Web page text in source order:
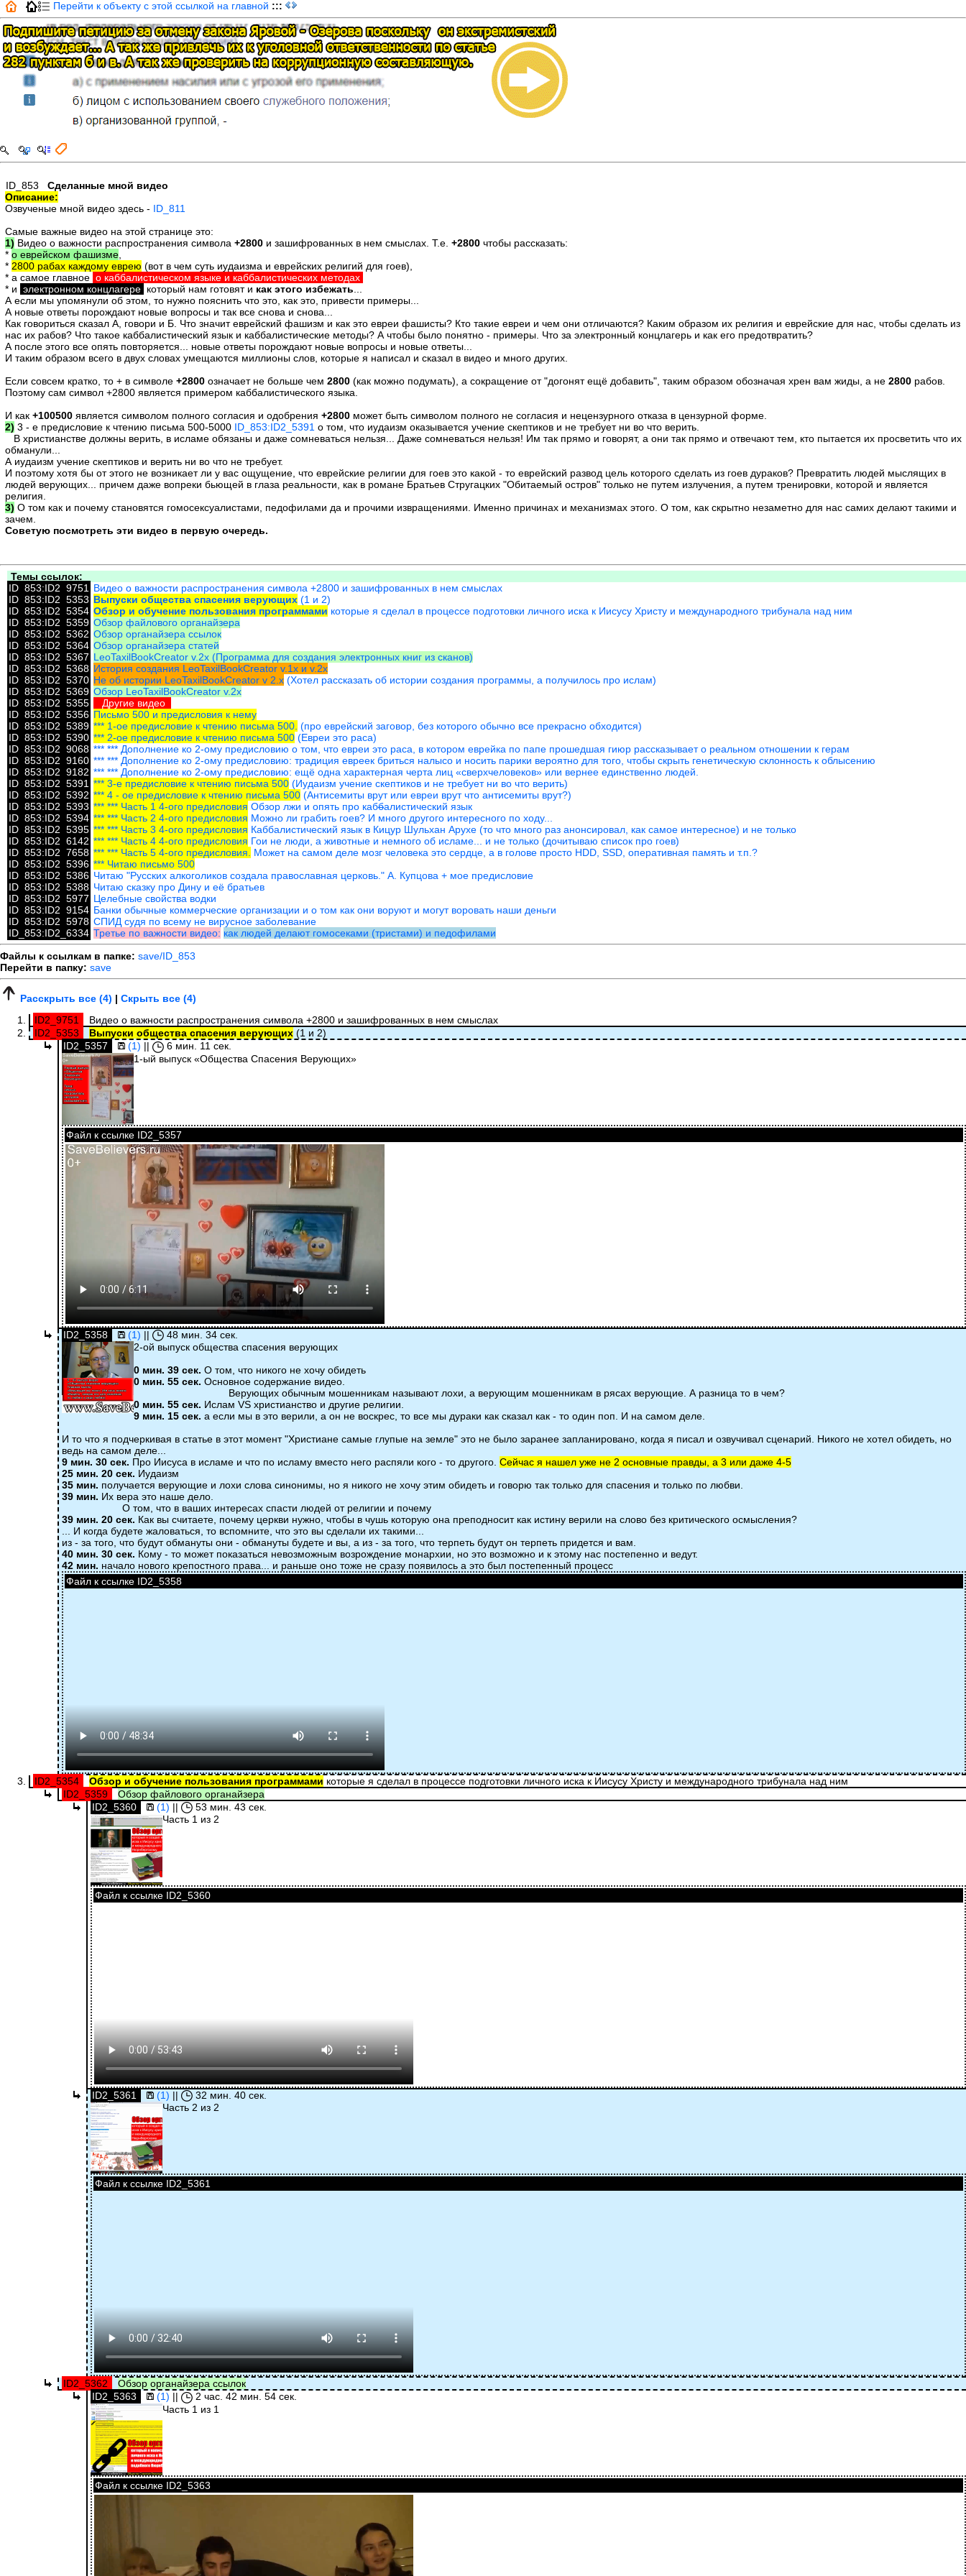
Перейти к объекту с этой ссылкой на главной :::
ID_853 Сделанные мной видео
Описание:
Озвученые мной видео здесь - ID_811
Самые важные видео на этой странице это:
1) Видео о важности распространения символа +2800 и зашифрованных в нем смыслах. Т.е. +2800 чтобы рассказать:
* о еврейском фашизме,
* 2800 рабах каждому еврею (вот в чем суть иудаизма и еврейских религий для гоев),
* а самое главное о каббалистическом языке и каббалистических методах
* и электронном концлагере который нам готовят и как этого избежать...
А если мы упомянули об этом, то нужно пояснить что это, как это, привести примеры...
А новые ответы порождают новые вопросы и так все снова и снова...
Как говориться сказал А, говори и Б. Что значит еврейский фашизм и как это евреи фашисты? Кто такие евреи и чем они отличаются? Каким образом их религия и еврейские для нас, чтобы сделать из
нас их рабов? Что такое каббалистический язык и каббалистические методы? А чтобы было понятно - примеры. Что за электронный концлагерь и как его предотвратить?
А после этого все опять повторяется... новые ответы порождают новые вопросы и новые ответы...
И таким образом всего в двух словах умещаются миллионы слов, которые я написал и сказал в видео и много других.
Если совсем кратко, то + в символе +2800 означает не больше чем 2800 (как можно подумать), а сокращение от "догонят ещё добавить", таким образом обозначая хрен вам жиды, а не 2800 рабов.
Поэтому сам символ +2800 является примером каббалистического языка.
И как +100500 является символом полного согласия и одобрения +2800 может быть символом полного не согласия и нецензурного отказа в цензурной форме.
2) 3 - е предисловие к чтению письма 500-5000 ID_853:ID2_5391 о том, что иудаизм оказывается учение скептиков и не требует ни во что верить.
В христианстве должны верить, в исламе обязаны и даже сомневаться нельзя... Даже сомневаться нельзя! Им так прямо и говорят, а они так прямо и отвечают тем, кто пытается их просветить что их
обманули...
А иудаизм учение скептиков и верить ни во что не требует.
И поэтому хотя бы от этого не возникает ли у вас ощущение, что еврейские религии для гоев это какой - то еврейский развод цель которого сделать из гоев дураков? Превратить людей мыслящих в
людей верующих... причем даже вопреки бьющей в глаза реальности, как в романе Братьев Стругацких "Обитаемый остров" только не путем излучения, а путем тренировки, которой и является
религия.
3) О том как и почему становятся гомосексуалистами, педофилами да и прочими извращениями. Именно причинах и механизмах этого. О том, как скрытно незаметно для нас самих делают такими и
зачем.
Советую посмотреть эти видео в первую очередь.
Темы ссылок:
ID_853:ID2_9751 Видео о важности распространения символа +2800 и зашифрованных в нем смыслах
ID_853:ID2_5353 Выпуски общества спасения верующих (1 и 2)
ID_853:ID2_5354 Обзор и обучение пользования программами которые я сделал в процессе подготовки личного иска к Иисусу Христу и международного трибунала над ним
ID_853:ID2_5359 Обзор файлового органайзера
ID_853:ID2_5362 Обзор органайзера ссылок
ID_853:ID2_5364 Обзор органайзера статей
ID_853:ID2_5367 LeoTaxilBookCreator v.2x (Программа для создания электронных книг из сканов)
ID_853:ID2_5368 История создания LeoTaxilBookCreator v.1x и v.2x
ID_853:ID2_5370 Не об истории LeoTaxilBookCreator v 2.x (Хотел рассказать об истории создания программы, а получилось про ислам)
ID_853:ID2_5369 Обзор LeoTaxilBookCreator v.2x
ID_853:ID2_5355
Другие видео
ID_853:ID2_5356 Письмо 500 и предисловия к нему
ID_853:ID2_5389 *** 1-ое предисловие к чтению письма 500. (про еврейский заговор, без которого обычно все прекрасно обходится)
ID_853:ID2_5390 *** 2-ое предисловие к чтению письма 500 (Евреи это раса)
ID_853:ID2_9068 *** *** Дополнение ко 2-ому предисловию о том, что евреи это раса, в котором еврейка по папе прошедшая гиюр рассказывает о реальном отношении к герам
ID_853:ID2_9160 *** *** Дополнение ко 2-ому предисловию: традиция евреек бриться налысо и носить парики вероятно для того, чтобы скрыть генетическую склонность к облысению
ID_853:ID2_9182 *** *** Дополнение ко 2-ому предисловию: ещё одна характерная черта лиц «сверхчеловеков» или вернее единственно людей.
ID_853:ID2_5391 *** 3-е предисловие к чтению письма 500 (Иудаизм учение скептиков и не требует ни во что верить)
ID_853:ID2_5392 *** 4 - ое предисловие к чтению письма 500 (Антисемиты врут или евреи врут что антисемиты врут?)
ID_853:ID2_5393 *** *** Часть 1 4-ого предисловия Обзор лжи и опять про каббалистический язык
ID_853:ID2_5394 *** *** Часть 2 4-ого предисловия Можно ли грабить гоев? И много другого интересного по ходу...
ID_853:ID2_5395 *** *** Часть 3 4-ого предисловия Каббалистический язык в Кицур Шульхан Арухе (то что много раз анонсировал, как самое интересное) и не только
ID_853:ID2_6142 *** *** Часть 4 4-ого предисловия Гои не люди, а животные и немного об исламе... и не только (дочитываю список про гоев)
ID_853:ID2_7658 *** *** Часть 5 4-ого предисловия. Может на самом деле мозг человека это сердце, а в голове просто HDD, SSD, оперативная память и т.п.?
ID_853:ID2_5396 *** Читаю письмо 500
ID_853:ID2_5386 Читаю "Русских алкоголиков создала православная церковь." А. Купцова + мое предисловие
ID_853:ID2_5388 Читаю сказку про Дину и её братьев
ID_853:ID2_5977 Целебные свойства водки
ID_853:ID2_9154 Банки обычные коммерческие организации и о том как они воруют и могут воровать наши деньги
ID_853:ID2_5978 СПИД судя по всему не вирусное заболевание
ID_853:ID2_6334 Третье по важности видео: как людей делают гомосеками (тристами) и педофилами
Файлы к ссылкам в папке: save/ID_853
Перейти в папку: save
Расскрыть все (4) | Скрыть все (4)
ID2_9751
Видео о важности распространения символа +2800 и зашифрованных в нем смыслах
ID2_5353
Выпуски общества спасения верующих (1 и 2)
ID2_5357
(1) ||
6 мин. 11 сек.
1-ый выпуск «Общества Спасения Верующих»
Файл к ссылке ID2_5357
ID2_5358 (1) ||
48 мин. 34 сек.
2-ой выпуск общества спасения верующих
0 мин. 39 сек. О том, что никого не хочу обидеть
0 мин. 55 сек. Основное содержание видео.
Верующих обычным мошенникам называют лохи, а верующим мошенникам в рясах верующие. А разница то в чем?
0 мин. 55 сек. Ислам VS христианство и другие религии.
9 мин. 15 сек. а если мы в это верили, а он не воскрес, то все мы дураки как сказал как - то один поп. И на самом деле.
И то что я подчеркивая в статье в этот момент "Христиане самые глупые на земле" это не было заранее запланировано, когда я писал и озвучивал сценарий. Никого не хотел обидеть, но
ведь на самом деле...
9 мин. 30 сек. Про Иисуса в исламе и что по исламу вместо него распяли кого - то другого. Сейчас я нашел уже не 2 основные правды, а 3 или даже 4-5
25 мин. 20 сек. Иудаизм
35 мин. получается верующие и лохи слова синонимы, но я никого не хочу этим обидеть и говорю так только для спасения и только по любви.
39 мин. Их вера это наше дело.
О том, что в ваших интересах спасти людей от религии и почему
39 мин. 20 сек. Как вы считаете, почему церкви нужно, чтобы в чушь которую она преподносит как истину верили на слово без критического осмысления?
... И когда будете жаловаться, то вспомните, что это вы сделали их такими...
из - за того, что будут обмануты они - обмануты будете и вы, а из - за того, что терпеть будут он терпеть придется и вам.
40 мин. 30 сек. Кому - то может показаться невозможным возрождение монархии, но это возможно и к этому нас постепенно и ведут.
42 мин. начало нового крепостного права... и раньше оно тоже не сразу появилось а это был постепенный процесс
Файл к ссылке ID2_5358
ID2_5354 Обзор и обучение пользования программами которые я сделал в процессе подготовки личного иска к Иисусу Христу и международного трибунала над ним
ID2_5359
Обзор файлового органайзера
ID2_5360
(1) ||
53 мин. 43 сек.
Часть 1 из 2
Файл к ссылке ID2_5360
ID2_5361 (1) ||
32 мин. 40 сек.
Часть 2 из 2
Файл к ссылке ID2_5361
ID2_5362
Обзор органайзера ссылок
ID2_5363
(1) ||
2 час. 42 мин. 54 сек.
Часть 1 из 1
Файл к ссылке ID2_5363